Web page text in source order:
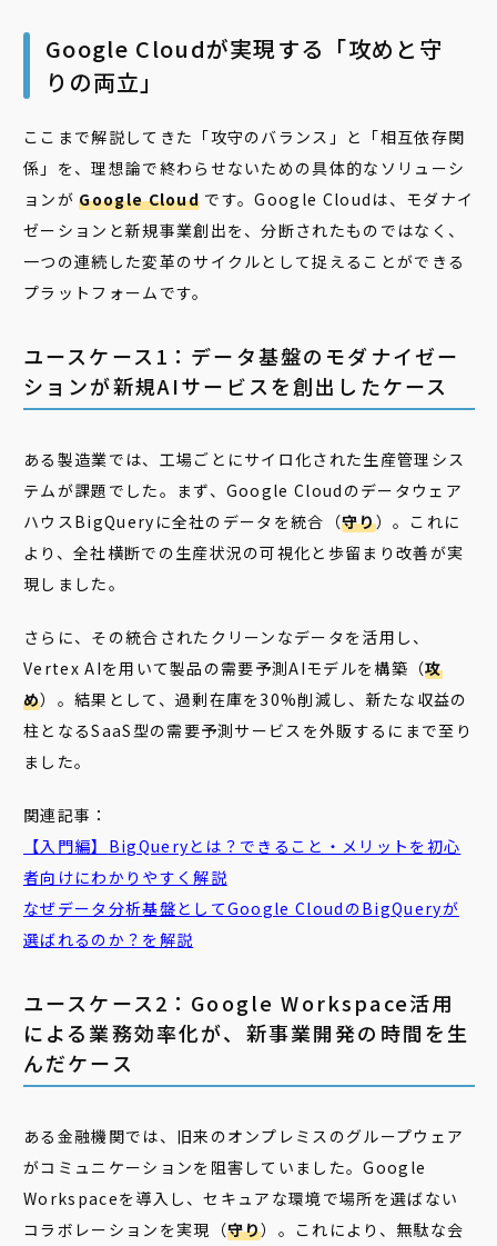
Google Cloudが実現する「攻めと守
りの両立」
ここまで解説してきた「攻守のバランス」と「相互依存関
係」を、理想論で終わらせないための具体的なソリューシ
ョンがGoogle Cloud です。Google Cloudは、モダナイ
ゼーションと新規事業創出を、分断されたものではなく、
一つの連続した変革のサイクルとして捉えることができる
プラットフォームです。
ユースケース1：データ基盤のモダナイゼー
ションが新規AIサービスを創出したケース
ある製造業では、工場ごとにサイロ化された生産管理シス
テムが課題でした。まず、Google Cloudのデータウェア
ハウスBigQueryに全社のデータを統合（守り）。これに
より、全社横断での生産状況の可視化と歩留まり改善が実
現しました。
さらに、その統合されたクリーンなデータを活用し、
Vertex AIを用いて製品の需要予測AIモデルを構築（攻
め）。結果として、過剰在庫を30%削減し、新たな収益の
柱となるSaaS型の需要予測サービスを外販するにまで至り
ました。
関連記事：
【入門編】 BigQueryとは？できること・メリットを初心
者向けにわかりやすく解説
なぜデータ分析基盤としてGoogle CloudのBigQueryが
選ばれるのか？を解説
ユースケース2：Google Workspace活用
による業務効率化が、新事業開発の時間を生
んだケース
ある金融機関では、旧来のオンプレミスのグループウェア
がコミュニケーションを阻害していました。Google
Workspaceを導入し、セキュアな環境で場所を選ばない
コラボレーションを実現（守り）。これにより、無駄な会